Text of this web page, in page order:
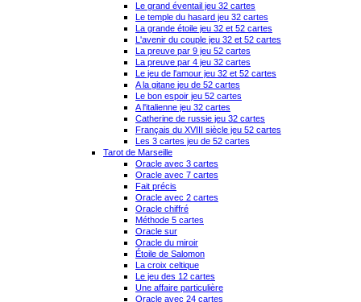
Le grand éventail jeu 32 cartes
Le temple du hasard jeu 32 cartes
La grande étoile jeu 32 et 52 cartes
L'avenir du couple jeu 32 et 52 cartes
La preuve par 9 jeu 52 cartes
La preuve par 4 jeu 32 cartes
Le jeu de l'amour jeu 32 et 52 cartes
A la gitane jeu de 52 cartes
Le bon espoir jeu 52 cartes
A l'italienne jeu 32 cartes
Catherine de russie jeu 32 cartes
Français du XVIII siècle jeu 52 cartes
Les 3 cartes jeu de 52 cartes
Tarot de Marseille
Oracle avec 3 cartes
Oracle avec 7 cartes
Fait précis
Oracle avec 2 cartes
Oracle chiffré
Méthode 5 cartes
Oracle sur
Oracle du miroir
Étoile de Salomon
La croix celtique
Le jeu des 12 cartes
Une affaire particulière
Oracle avec 24 cartes